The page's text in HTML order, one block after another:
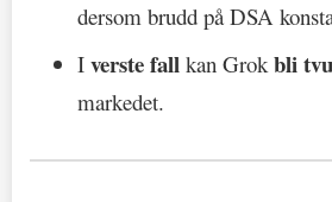
dersom brudd på DSA
I verste fall kan Grokbli
markedet.